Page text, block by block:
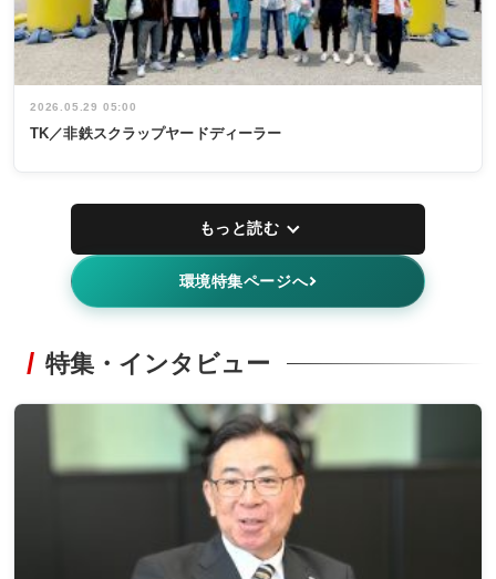
2026.05.29 05:00
TK／非鉄スクラップヤードディーラー
もっと読む
環境特集ページへ
特集・インタビュー